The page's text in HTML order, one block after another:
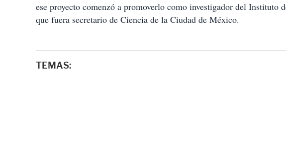
ese proyecto comenzó a promoverlo como investigador del
que fuera secretario de Ciencia de la Ciudad de México.
TEMAS: